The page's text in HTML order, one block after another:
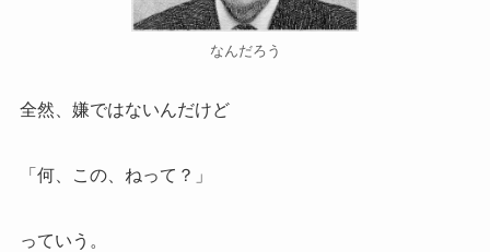
なんだろう
全然、嫌ではないんだけど
「何、この、ねって？」
っていう。